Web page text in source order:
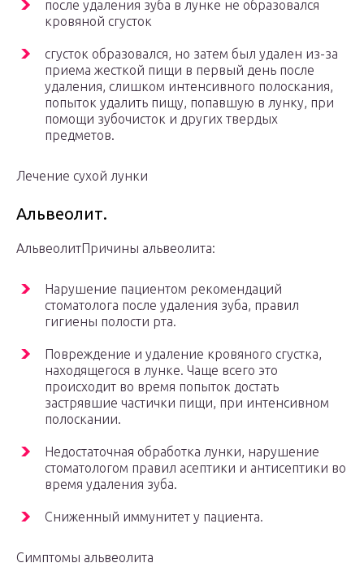
после удаления зуба в лунке не образовался
кровяной сгусток
сгусток образовался, но затем был удален из-за
приема жесткой пищи в первый день после
удаления, слишком интенсивного полоскания,
попыток удалить пищу, попавшую в лунку, при
помощи зубочисток и других твердых
предметов.
Лечение сухой лунки
Альвеолит.
АльвеолитПричины альвеолита:
Нарушение пациентом рекомендаций
стоматолога после удаления зуба, правил
гигиены полости рта.
Повреждение и удаление кровяного сгустка,
находящегося в лунке. Чаще всего это
происходит во время попыток достать
застрявшие частички пищи, при интенсивном
полоскании.
Недостаточная обработка лунки, нарушение
стоматологом правил асептики и антисептики во
время удаления зуба.
Сниженный иммунитет у пациента.
Симптомы альвеолита